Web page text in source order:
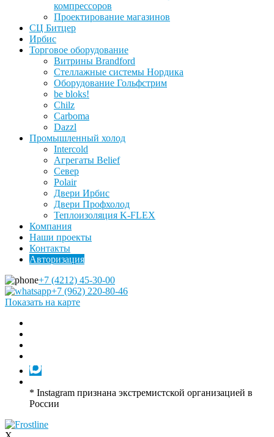
компрессоров
Проектирование магазинов
СЦ Битцер
Ирбис
Торговое оборудование
Витрины Brandford
Стеллажные системы Нордика
Оборудование Гольфстрим
be bloks!
Chilz
Carboma
Dazzl
Промышленный холод
Intercold
Агрегаты Belief
Север
Polair
Двери Ирбис
Двери Профхолод
Теплоизоляция K-FLEX
Компания
Наши проекты
Контакты
Авторизация
+7 (4212) 45-30-00
+7 (962) 220-80-46
Показать на карте
* Instagram признана экстремистской организацией в
России